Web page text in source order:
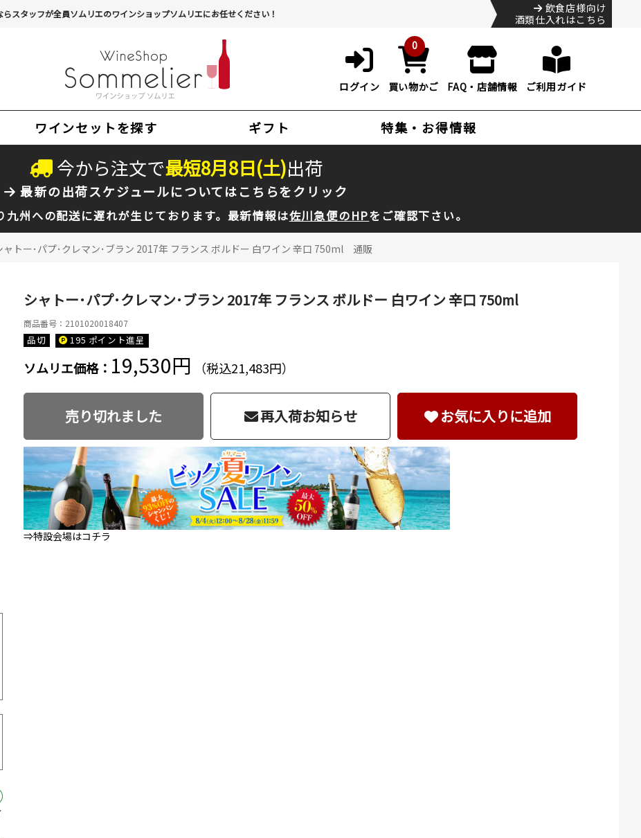
スタッフが全員ソムリエのワインショップソムリエにお任せください！
飲食店様向け
酒類仕入れはこちら
ログイン
0
買い物かご FAQ・店舗情報 ご利用ガイド
ワインセットを探す ギフト 特集・お得情報
今から注文で最短8月8日(土)出荷
最新の出荷スケジュールについてはこちらをクリック
九州への配送に遅れが生じております。最新情報は佐川急便のHPをご確認下さい。
ャトー･パプ･クレマン･ブラン 2017年 フランス ボルドー 白ワイン 辛口 750ml 通販
シャトー･パプ･クレマン･ブラン 2017年 フランス ボルドー 白ワイン 辛口 750ml
商品番号：2101020018407
品切 195 ポイント進呈
ソムリエ価格： 19,530円 （税込21,483円）
売り切れました 再入荷お知らせ お気に入りに追加
⇒特設会場はコチラ